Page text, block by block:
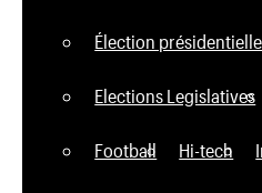
Élection
Elections Legislatives
Football Hi-tech